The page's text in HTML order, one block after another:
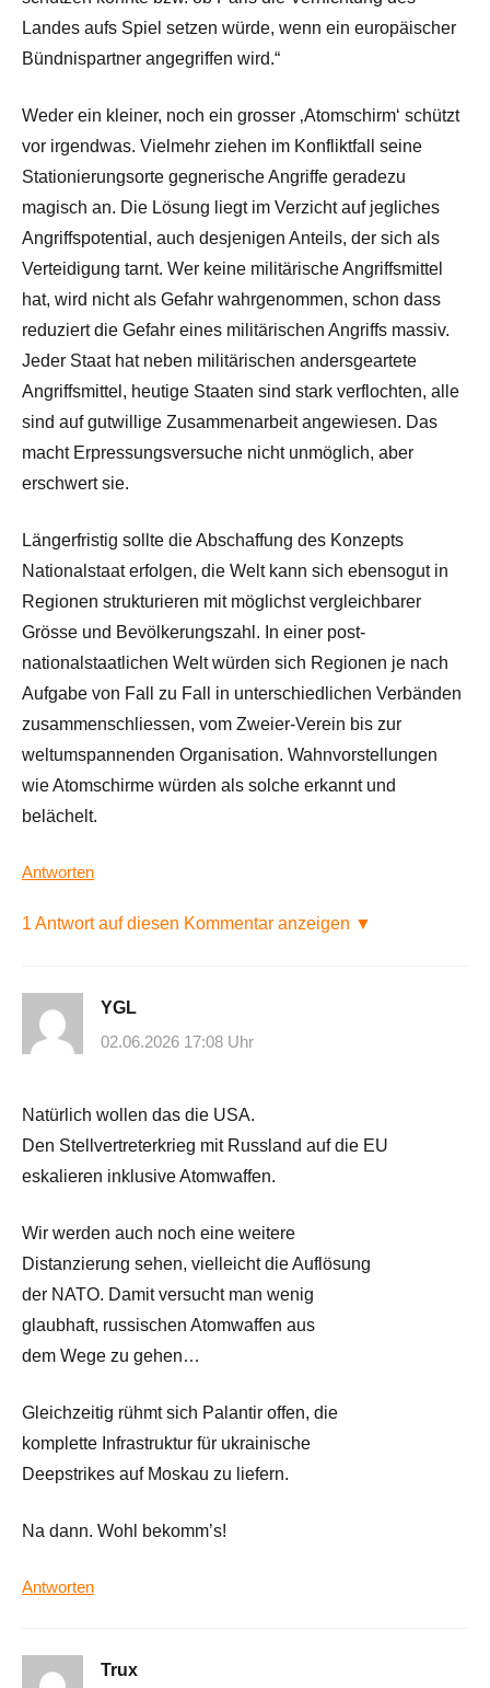
Landes aufs Spiel setzen würde, wenn ein europäischer
Bündnispartner angegriffen wird.“
Weder ein kleiner, noch ein grosser ‚Atomschirm‘ schützt
vor irgendwas. Vielmehr ziehen im Konfliktfall seine
Stationierungsorte gegnerische Angriffe geradezu
magisch an. Die Lösung liegt im Verzicht auf jegliches
Angriffspotential, auch desjenigen Anteils, der sich als
Verteidigung tarnt. Wer keine militärische Angriffsmittel
hat, wird nicht als Gefahr wahrgenommen, schon dass
reduziert die Gefahr eines militärischen Angriffs massiv.
Jeder Staat hat neben militärischen andersgeartete
Angriffsmittel, heutige Staaten sind stark verflochten, alle
sind auf gutwillige Zusammenarbeit angewiesen. Das
macht Erpressungsversuche nicht unmöglich, aber
erschwert sie.
Längerfristig sollte die Abschaffung des Konzepts
Nationalstaat erfolgen, die Welt kann sich ebensogut in
Regionen strukturieren mit möglichst vergleichbarer
Grösse und Bevölkerungszahl. In einer post-
nationalstaatlichen Welt würden sich Regionen je nach
Aufgabe von Fall zu Fall in unterschiedlichen Verbänden
zusammenschliessen, vom Zweier-Verein bis zur
weltumspannenden Organisation. Wahnvorstellungen
wie Atomschirme würden als solche erkannt und
belächelt.
Antworten
1 Antwort auf diesen Kommentar anzeigen ▼
YGL
02.06.2026 17:08 Uhr
Natürlich wollen das die USA.
Den Stellvertreterkrieg mit Russland auf die EU
eskalieren inklusive Atomwaffen.
Wir werden auch noch eine weitere
Distanzierung sehen, vielleicht die Auflösung
der NATO. Damit versucht man wenig
glaubhaft, russischen Atomwaffen aus
dem Wege zu gehen…
Gleichzeitig rühmt sich Palantir offen, die
komplette Infrastruktur für ukrainische
Deepstrikes auf Moskau zu liefern.
Na dann. Wohl bekomm’s!
Antworten
Trux